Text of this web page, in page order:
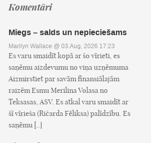
Komentāri
Miegs – salds un nepieciešams
Marilyn Wallace @ 03.Aug, 2026 17:23
Es varu smaidīt kopā ar šo vīrieti, es
saņēmu aizdevumu no viņa uzņēmuma
Aizmirstiet par savām finansiālajām
raizēm Esmu Merilina Volasa no
Teksasas, ASV. Es atkal varu smaidīt ar
šī vīrieša (Ričarda Fēliksa) palīdzību. Es
saņēmu [..]